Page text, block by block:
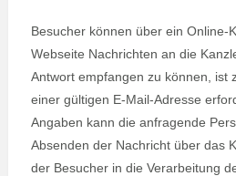
Besucher können über ein Online-
Webseite Nachrichten an die
Antwort empfangen zu können, ist
einer gültigen E-Mail-Adresse
Angaben kann die anfragende
Absenden der Nachricht über das
der Besucher in die Verarbeitung